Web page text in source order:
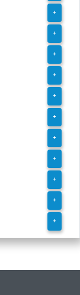
+
+
+
+
+
+
+
+
+
+
+